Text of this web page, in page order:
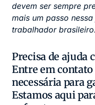
devem ser sempre
mais um passo
trabalhador brasileiro.
Precisa de ajuda
Entre em contato
necessária para
Estamos aqui